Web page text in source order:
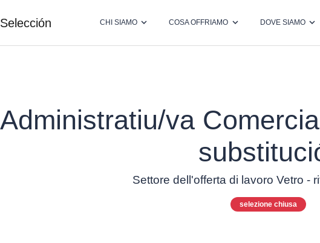
CHI SIAMO COSA OFFRIAMO DOVE SIAMO
Administratiu/va
Settore dell'offerta di lavoro Vetro -
selezione chiusa